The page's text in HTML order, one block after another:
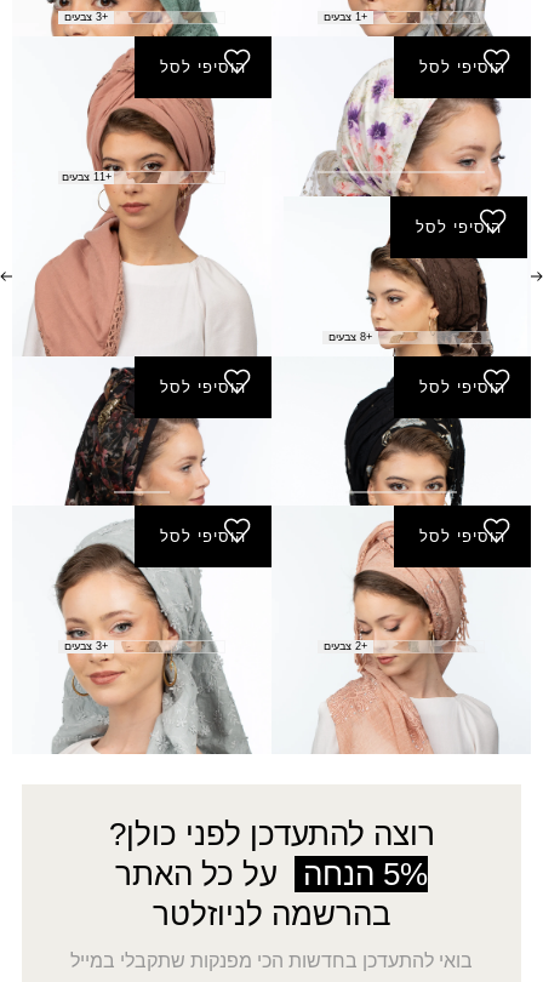
+1 צבעים +3 צבעים
הוסיפי לסל
מטפחת ארביב
₪130.00
הוסיפי לסל
מטפחת בארי
₪170.00
+11 צבעים
הוסיפי לסל
מטפחת גירון
₪170.00
+8 צבעים
הוסיפי לסל
מטפחת טמירה
₪190.00
הוסיפי לסל
מטפחת יולי
₪150.00
הוסיפי לסל
מטפחת יריחו
₪180.00
+2 צבעים
הוסיפי לסל
מטפחת מרווה
₪120.00
+3 צבעים
1
2
3
29
30
רוצה להתעדכן לפני כולן?
5% הנחה
על כל האתר
בהרשמה לניוזלטר
בואי להתעדכן בחדשות הכי מפנקות שתקבלי במייל